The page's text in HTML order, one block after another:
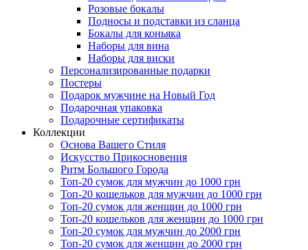
Розовые бокалы
Подносы и подставки из сланца
Бокалы для коньяка
Наборы для вина
Наборы для виски
Персонализированные подарки
Постеры
Подарок мужчине на Новый Год
Подарочная упаковка
Подарочные сертификаты
Коллекции
Основа Вашего Стиля
Искусство Прикосновения
Ритм Большого Города
Топ-20 сумок для мужчин до 1000 грн
Топ-20 кошельков для мужчин до 1000 грн
Топ-20 сумок для женщин до 1000 грн
Топ-20 кошельков для женщин до 1000 грн
Топ-20 сумок для мужчин до 2000 грн
Топ-20 сумок для женщин до 2000 грн